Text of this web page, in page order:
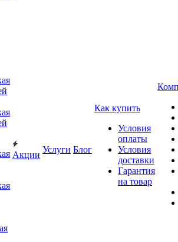
Акции
Услуги Блог
Как купить
Условия
оплаты
Условия
доставки
Гарантия
на товар